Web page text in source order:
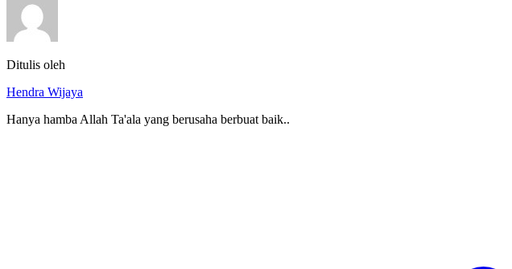
Ditulis oleh
Hendra Wijaya
Hanya hamba Allah Ta'ala yang berusaha berbuat baik..